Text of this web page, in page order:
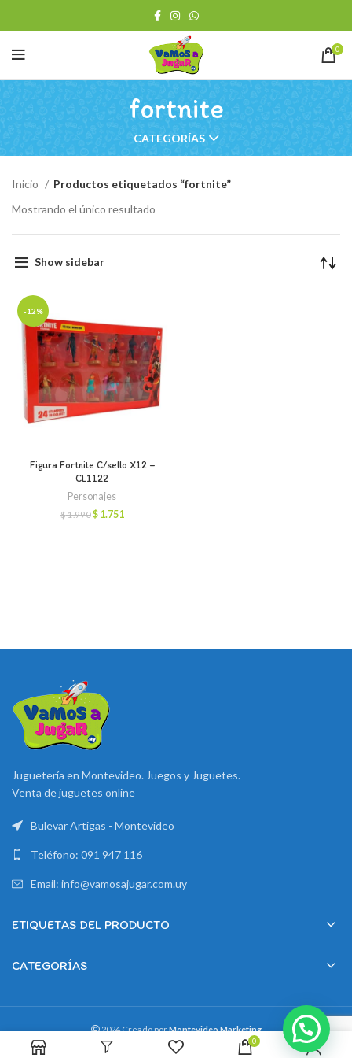
0
fortnite
CATEGORÍAS
Inicio
Productos etiquetados “fortnite”
Mostrando el único resultado
Show sidebar
-12%
Figura Fortnite C/sello X12 –
CL1122
Personajes
$1.990El
$1.751El
Juguetería en Montevideo. Juegos y Juguetes.
Venta de juguetes online
Bulevar Artigas - Montevideo
Teléfono: 091 947 116
Email: info@vamosajugar.com.uy
ETIQUETAS DEL PRODUCTO
CATEGORÍAS
2024 Creado porMontevideo Marketing
0